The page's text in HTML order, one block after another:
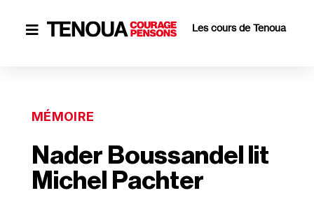
 Les cours de Tenoua
MÉMOIRE
Nader Boussandel lit
Michel Pachter